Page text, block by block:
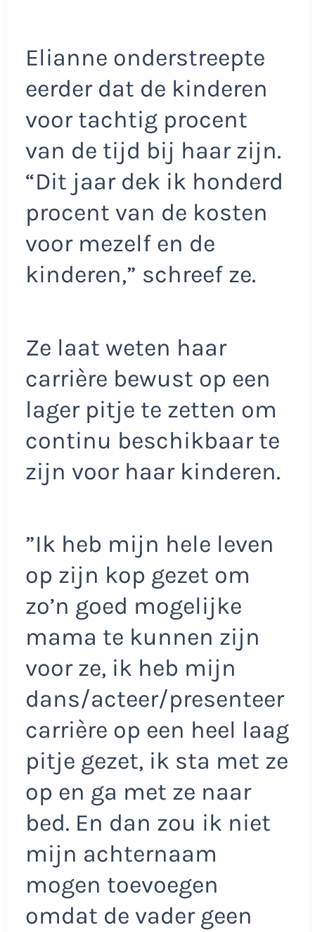
Elianne onderstreepte
eerder dat de kinderen
voor tachtig procent
van de tijd bij haar zijn.
“Dit jaar dek ik honderd
procent van de kosten
voor mezelf en de
kinderen,” schreef ze.
Ze laat weten haar
carrière bewust op een
lager pitje te zetten om
continu beschikbaar te
zijn voor haar kinderen.
”Ik heb mijn hele leven
op zijn kop gezet om
zo’n goed mogelijke
mama te kunnen zijn
voor ze, ik heb mijn
dans/acteer/presenteer
carrière op een heel laag
pitje gezet, ik sta met ze
op en ga met ze naar
bed. En dan zou ik niet
mijn achternaam
mogen toevoegen
omdat de vader geen